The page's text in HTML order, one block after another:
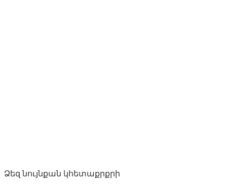
Ձեզ նույնքան կհետաքրքրի